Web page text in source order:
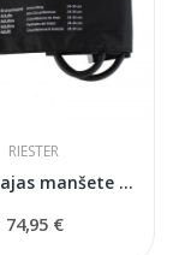
RIESTER
Riester kajas manšete 50-70 cm
74,95 €